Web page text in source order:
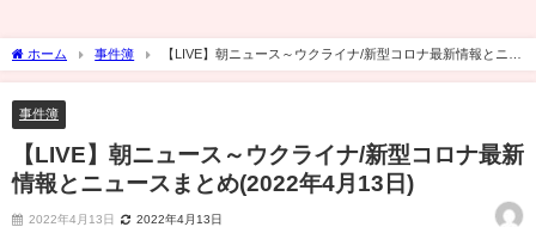
ホーム 事件簿
【LIVE】朝ニュース～ウクライナ/新型コロナ最新情報とニュ
ースまとめ(2022年4月13日)
事件簿
【LIVE】朝ニュース～ウクライナ/新型コロナ最新
情報とニュースまとめ(2022年4月13日)
2022年4月13日 2022年4月13日